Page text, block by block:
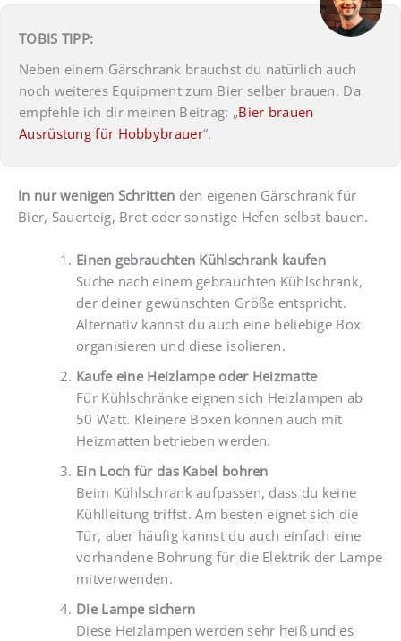
TOBIS TIPP:
Neben einem Gärschrank brauchst du natürlich auch
noch weiteres Equipment zum Bier selber brauen. Da
empfehle ich dir meinen Beitrag: „Bier brauen
Ausrüstung für Hobbybrauer“.
In nur wenigen Schritten den eigenen Gärschrank für
Bier, Sauerteig, Brot oder sonstige Hefen selbst bauen.
Einen gebrauchten Kühlschrank kaufen
Suche nach einem gebrauchten Kühlschrank,
der deiner gewünschten Größe entspricht.
Alternativ kannst du auch eine beliebige Box
organisieren und diese isolieren.
Kaufe eine Heizlampe oder Heizmatte
Für Kühlschränke eignen sich Heizlampen ab
50 Watt. Kleinere Boxen können auch mit
Heizmatten betrieben werden.
Ein Loch für das Kabel bohren
Beim Kühlschrank aufpassen, dass du keine
Kühlleitung triffst. Am besten eignet sich die
Tür, aber häufig kannst du auch einfach eine
vorhandene Bohrung für die Elektrik der Lampe
mitverwenden.
Die Lampe sichern
Diese Heizlampen werden sehr heiß und es